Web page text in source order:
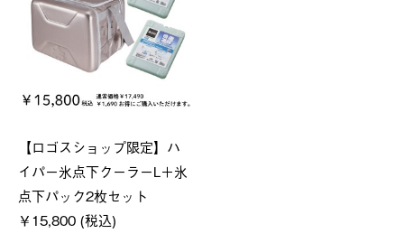
【ロゴスショップ限定】ハ
イパー氷点下クーラーL＋氷
点下パック2枚セット
￥15,800 (税込)